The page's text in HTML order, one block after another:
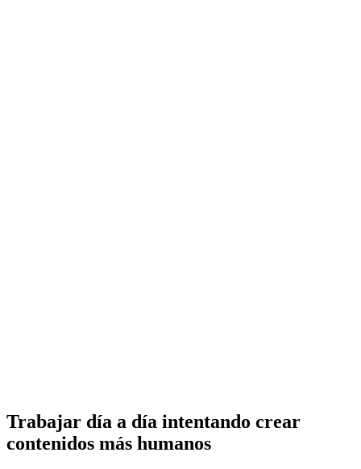
Trabajar día a día intentando crear
contenidos más humanos